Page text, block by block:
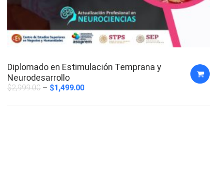
Diplomado en Estimulación Temprana y
Neurodesarrollo
$2,999.00 $1,499.00